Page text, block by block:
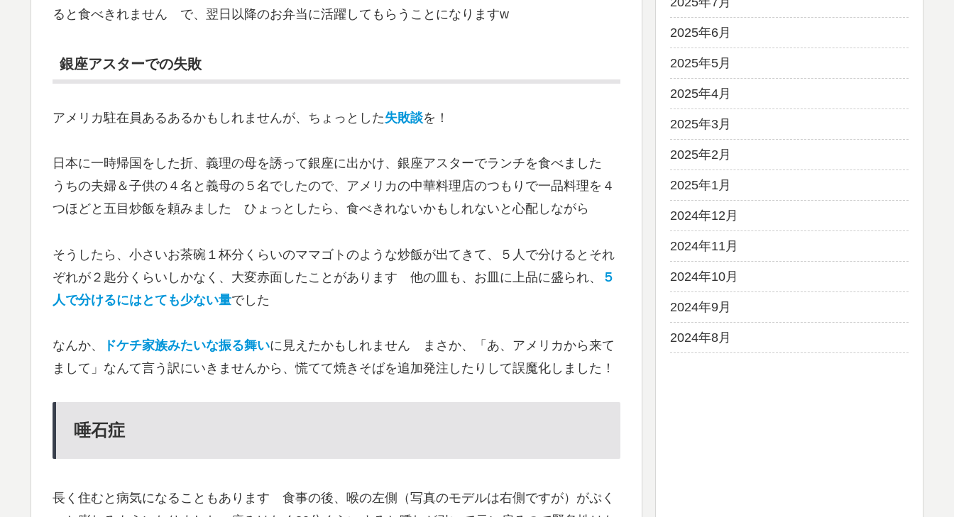
ると食べきれません で、翌日以降のお弁当に活躍してもらうことになりますw
銀座アスターでの失敗
アメリカ駐在員あるあるかもしれませんが、ちょっとした失敗談を！
日本に一時帰国をした折、義理の母を誘って銀座に出かけ、銀座アスターでランチを食べました
うちの夫婦＆子供の４名と義母の５名でしたので、アメリカの中華料理店のつもりで一品料理を４
つほどと五目炒飯を頼みました ひょっとしたら、食べきれないかもしれないと心配しながら
そうしたら、小さいお茶碗１杯分くらいのママゴトのような炒飯が出てきて、５人で分けるとそれ
ぞれが２匙分くらいしかなく、大変赤面したことがあります 他の皿も、お皿に上品に盛られ、
５
人で分けるにはとても少ない量でした
なんか、 ドケチ家族みたいな振る舞いに見えたかもしれません まさか、「あ、アメリカから来て
まして」なんて言う訳にいきませんから、慌てて焼きそばを追加発注したりして誤魔化しました！
唾石症
長く住むと病気になることもあります 食事の後、喉の左側（写真のモデルは右側ですが）がぷく
2025年6月
2025年5月
2025年4月
2025年3月
2025年2月
2025年1月
2024年12月
2024年11月
2024年10月
2024年9月
2024年8月